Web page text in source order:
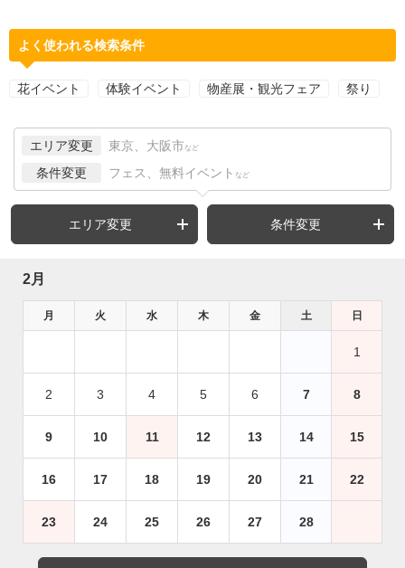
よく使われる検索条件
花イベント 体験イベント 物産展・観光フェア 祭り
エリア変更 東京、大阪市 など
条件変更 フェス、無料イベント など
エリア変更 条件変更
2月
月 火 水 木 金 土 日
1
2 3 4 5 6 7 8
9 10 11 12 13 14 15
16 17 18 19 20 21 22
23 24 25 26 27 28